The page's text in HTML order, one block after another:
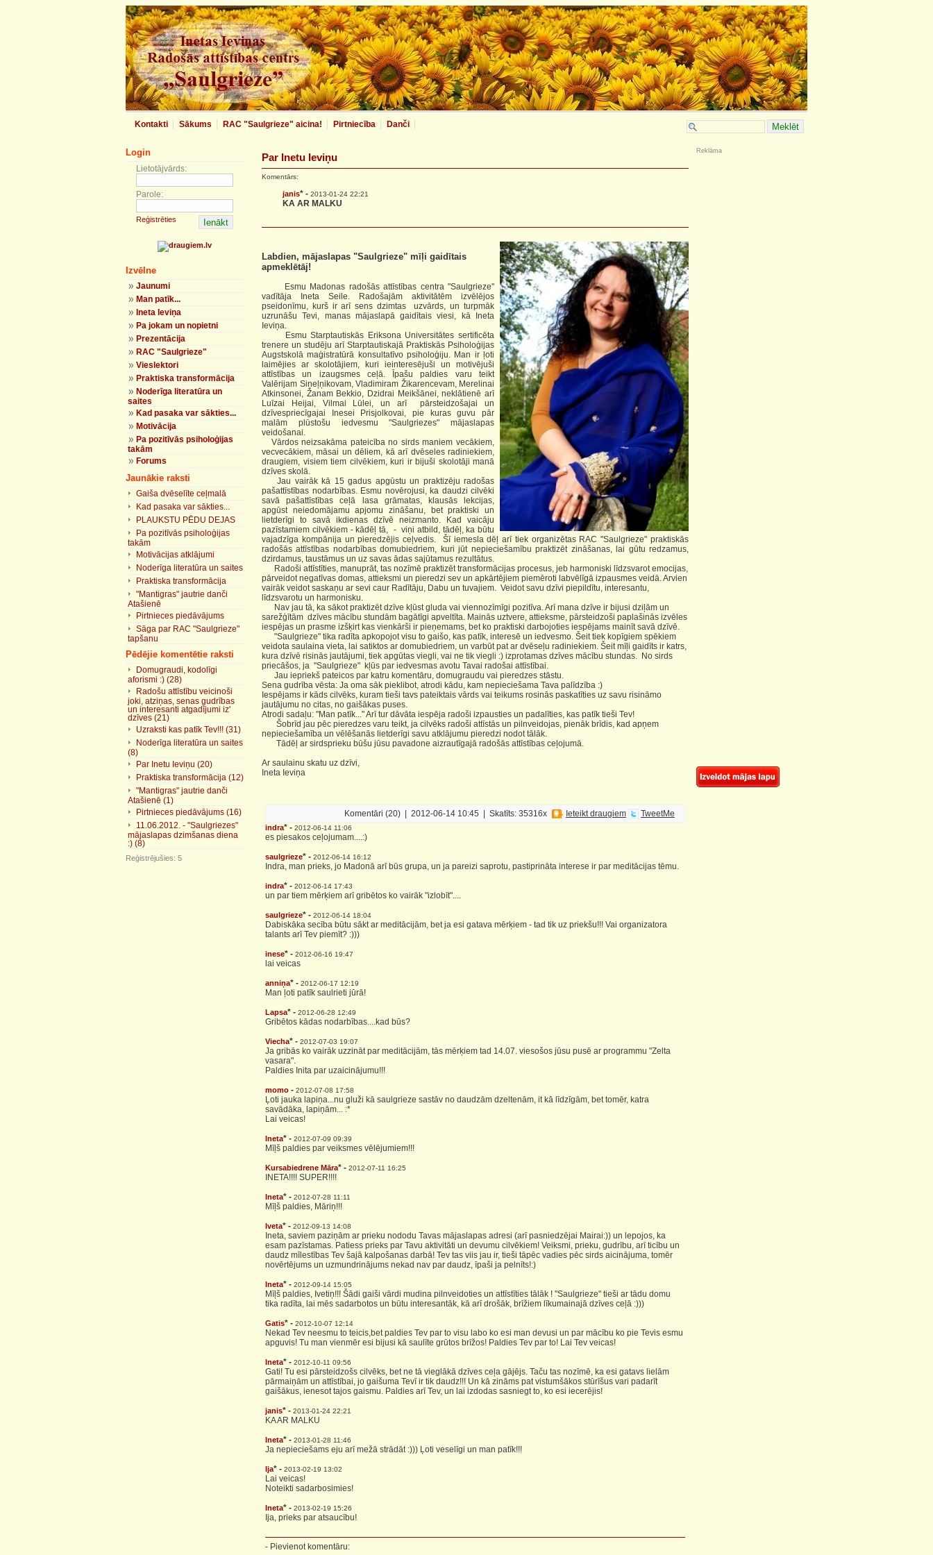
Kontakti Sākums RAC "Saulgrieze" aicina! Pirtniecība Danči
Login
Lietotājvārds:
Parole:
Reģistrēties
Izvēlne
Jaunumi
Man patīk...
Ineta Ieviņa
Pa jokam un nopietni
Prezentācija
RAC "Saulgrieze"
Vieslektori
Praktiska transformācija
Noderīga literatūra un
saites
Kad pasaka var sākties...
Motivācija
Pa pozitīvās psiholoģijas
takām
Forums
Jaunākie raksti
Gaiša dvēselīte ceļmalā
Kad pasaka var sākties...
PLAUKSTU PĒDU DEJAS
Pa pozitīvās psiholoģijas
takām
Motivācijas atklājumi
Noderīga literatūra un saites
Praktiska transformācija
"Mantigras" jautrie danči
Atašienē
Pirtnieces piedāvājums
Sāga par RAC "Saulgrieze"
tapšanu
Pēdējie komentētie raksti
Domugraudi, kodolīgi
aforismi :) (28)
Radošu attīstību veicinoši
joki, atziņas, senas gudrības
un interesanti atgadījumi iz'
dzīves (21)
Uzraksti kas patīk Tev!!! (31)
Noderīga literatūra un saites
(8)
Par Inetu Ieviņu (20)
Praktiska transformācija (12)
"Mantigras" jautrie danči
Atašienē (1)
Pirtnieces piedāvājums (16)
11.06.2012. - "Saulgriezes"
mājaslapas dzimšanas diena
:) (8)
Reģistrējušies: 5
Par Inetu Ieviņu
Komentārs:
janis* - 2013-01-24 22:21
KA AR MALKU
Labdien, mājaslapas "Saulgrieze" mīļi gaidītais
apmeklētāj!
Esmu Madonas radošās attīstības centra "Saulgrieze"
vadītāja Ineta Seile. Radošajām aktivitātēm izvēlējos
pseidonīmu, kurš ir arī sens dzimtas uzvārds, un turpmāk
uzrunāšu Tevi, manas mājaslapā gaidītais viesi, kā Ineta
Ieviņa.
Esmu Starptautiskās Eriksona Universitātes sertificēta
trenere un studēju arī Starptautiskajā Praktiskās Psiholoģijas
Augstskolā maģistratūrā konsultatīvo psiholoģiju. Man ir ļoti
laimējies ar skolotājiem, kuri ieinteresējuši un motivējuši
attīstības un izaugsmes ceļā. Īpašu paldies varu teikt
Valērijam Siņeļņikovam, Vladimiram Žikarencevam, Merelinai
Atkinsonei, Žanam Bekkio, Dzidrai Meikšānei, neklātienē arī
Luīzai Heijai, Vilmai Lūlei, un arī pārsteidzošajai un
dzīvespriecīgajai Inesei Prisjolkovai, pie kuras guvu pār
malām plūstošu iedvesmu "Saulgriezes" mājaslapas
veidošanai.
Vārdos neizsakāma pateicība no sirds maniem vecākiem,
vecvecākiem, māsai un dēliem, kā arī dvēseles radiniekiem,
draugiem, visiem tiem cilvēkiem, kuri ir bijuši skolotāji manā
dzīves skolā.
Jau vairāk kā 15 gadus apgūstu un praktizēju radošas
pašattīstības nodarbības. Esmu novērojusi, ka daudzi cilvēki
savā pašattīstības ceļā lasa grāmatas, klausās lekcijas,
apgūst neiedomājamu apjomu zināšanu, bet praktiski un
lietderīgi to savā ikdienas dzīvē neizmanto. Kad vaicāju
pazīstamiem cilvēkiem - kādēļ tā, - viņi atbild, tādēļ, ka būtu
vajadzīga kompānija un pieredzējis ceļvedis. Šī iemesla dēļ arī tiek organizētas RAC "Saulgrieze" praktiskās
radošās attīstības nodarbības domubiedriem, kuri jūt nepieciešamību praktizēt zināšanas, lai gūtu redzamus,
dzirdamus, taustāmus un uz savas ādas sajūtamus rezultātus.
Radoši attīstīties, manuprāt, tas nozīmē praktizēt transformācijas procesus, jeb harmoniski līdzsvarot emocijas,
pārveidot negatīvas domas, attieksmi un pieredzi sev un apkārtējiem piemēroti labvēlīgā izpausmes veidā. Arvien
vairāk veidot saskaņu ar sevi caur Radītāju, Dabu un tuvajiem. Veidot savu dzīvi piepildītu, interesantu,
līdzsvarotu un harmonisku.
Nav jau tā, ka sākot praktizēt dzīve kļūst gluda vai viennozīmīgi pozitīva. Arī mana dzīve ir bijusi dziļām un
sarežģītām dzīves mācību stundām bagātīgi apveltīta. Mainās uztvere, attieksme, pārsteidzoši paplašinās izvēles
iespējas un prasme izšķirt kas vienkārši ir pieņemams, bet ko praktiski darbojoties iespējams mainīt savā dzīvē.
"Saulgrieze" tika radīta apkopojot visu to gaišo, kas patīk, interesē un iedvesmo. Šeit tiek kopīgiem spēkiem
veidota saulaina vieta, lai satiktos ar domubiedriem, un varbūt pat ar dvēseļu radiniekiem. Šeit mīļi gaidīts ir katrs,
kura dzīvē risinās jautājumi, tiek apgūtas viegli, vai ne tik viegli :) izprotamas dzīves mācību stundas. No sirds
priecāšos, ja "Saulgrieze" kļūs par iedvesmas avotu Tavai radošai attīstībai.
Jau iepriekš pateicos par katru komentāru, domugraudu vai pieredzes stāstu.
Sena gudrība vēsta: Ja oma sāk pieklibot, atrodi kādu, kam nepieciešama Tava palīdzība :)
Iespējams ir kāds cilvēks, kuram tieši tavs pateiktais vārds vai teikums rosinās paskatīties uz savu risināmo
jautājumu no citas, no gaišākas puses.
Atrodi sadaļu: "Man patīk..." Arī tur dāvāta iespēja radoši izpausties un padalīties, kas patīk tieši Tev!
Šobrīd jau pēc pieredzes varu teikt, ja cilvēks radoši attīstās un pilnveidojas, pienāk brīdis, kad apņem
nepieciešamība un vēlēšanās lietderīgi savu atklājumu pieredzi nodot tālāk.
Tādēļ ar sirdsprieku būšu jūsu pavadone aizrautīgajā radošās attīstības ceļojumā.
Ar saulainu skatu uz dzīvi,
Ineta Ieviņa
Komentāri (20) | 2012-06-14 10:45 | Skatīts: 35316x Ieteikt draugiem TweetMe
indra* - 2012-06-14 11:06
es piesakos ceļojumam....:)
saulgrieze* - 2012-06-14 16:12
Indra, man prieks, jo Madonā arī būs grupa, un ja pareizi saprotu, pastiprināta interese ir par meditācijas tēmu.
indra* - 2012-06-14 17:43
un par tiem mērķiem arī gribētos ko vairāk "izlobīt"....
saulgrieze* - 2012-06-14 18:04
Dabiskāka secība būtu sākt ar meditācijām, bet ja esi gatava mērķiem - tad tik uz priekšu!!! Vai organizatora
talants arī Tev piemīt? :)))
inese* - 2012-06-16 19:47
lai veicas
anniņa* - 2012-06-17 12:19
Man ļoti patīk saulrieti jūrā!
Lapsa* - 2012-06-28 12:49
Gribētos kādas nodarbības....kad būs?
Viecha* - 2012-07-03 19:07
Ja gribās ko vairāk uzzināt par meditācijām, tās mērķiem tad 14.07. viesošos jūsu pusē ar programmu "Zelta
vasara".
Paldies Inita par uzaicinājumu!!!
momo - 2012-07-08 17:58
Ļoti jauka lapiņa...nu gluži kā saulgrieze sastāv no daudzām dzeltenām, it kā līdzīgām, bet tomēr, katra
savādāka, lapiņām... :*
Lai veicas!
Ineta* - 2012-07-09 09:39
Mīļš paldies par veiksmes vēlējumiem!!!
Kursabiedrene Māra* - 2012-07-11 16:25
INETA!!!! SUPER!!!!
Ineta* - 2012-07-28 11:11
Mīļš paldies, Māriņ!!!
Iveta* - 2012-09-13 14:08
Ineta, saviem paziņām ar prieku nododu Tavas mājaslapas adresi (arī pasniedzējai Mairai:)) un lepojos, ka
esam pazīstamas. Patiess prieks par Tavu aktivitāti un devumu cilvēkiem! Veiksmi, prieku, gudrību, arī ticību un
daudz mīlestības Tev šajā kalpošanas darbā! Tev tas viis jau ir, tieši tāpēc vadies pēc sirds aicinājuma, tomēr
novērtējums un uzmundrinājums nekad nav par daudz, īpaši ja pelnīts!:)
Ineta* - 2012-09-14 15:05
Mīļš paldies, Ivetiņ!!! Šādi gaiši vārdi mudina pilnveidoties un attīstīties tālāk ! "Saulgrieze" tieši ar tādu domu
tika radīta, lai mēs sadarbotos un būtu interesantāk, kā arī drošāk, brīžiem līkumainajā dzīves ceļā :)))
Gatis* - 2012-10-07 12:14
Nekad Tev neesmu to teicis,bet paldies Tev par to visu labo ko esi man devusi un par mācību ko pie Tevis esmu
apguvis! Tu man vienmēr esi bijusi kā saulīte grūtos brīžos! Paldies Tev par to! Lai Tev veicas!
Ineta* - 2012-10-11 09:56
Gati! Tu esi pārsteidzošs cilvēks, bet ne tā vieglākā dzīves ceļa gājējs. Taču tas nozīmē, ka esi gatavs lielām
pārmaiņām un attīstībai, jo gaišuma Tevī ir tik daudz!!! Un kā zināms pat vistumšākos stūrīšus vari padarīt
gaišākus, ienesot tajos gaismu. Paldies arī Tev, un lai izdodas sasniegt to, ko esi iecerējis!
janis* - 2013-01-24 22:21
KA AR MALKU
Ineta* - 2013-01-28 11:46
Ja nepieciešams eju arī mežā strādāt :))) Ļoti veselīgi un man patīk!!!
Ija* - 2013-02-19 13:02
Lai veicas!
Noteikti sadarbosimies!
Ineta* - 2013-02-19 15:26
Ija, prieks par atsaucību!
- Pievienot komentāru:
Reklāma